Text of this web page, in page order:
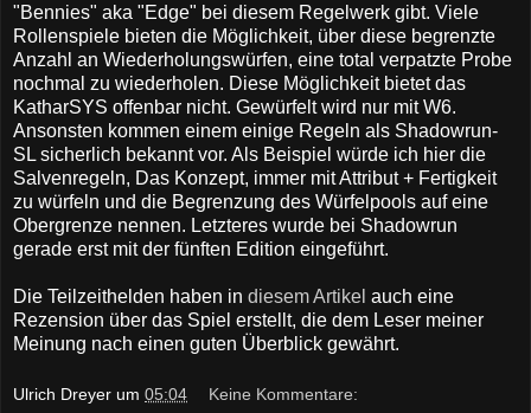
"Bennies" aka "Edge" bei diesem Regelwerk gibt. Viele
Rollenspiele bieten die Möglichkeit, über diese begrenzte
Anzahl an Wiederholungswürfen, eine total verpatzte Probe
nochmal zu wiederholen. Diese Möglichkeit bietet das
KatharSYS offenbar nicht. Gewürfelt wird nur mit W6.
Ansonsten kommen einem einige Regeln als Shadowrun-
SL sicherlich bekannt vor. Als Beispiel würde ich hier die
Salvenregeln, Das Konzept, immer mit Attribut + Fertigkeit
zu würfeln und die Begrenzung des Würfelpools auf eine
Obergrenze nennen. Letzteres wurde bei Shadowrun
gerade erst mit der fünften Edition eingeführt.
Die Teilzeithelden haben in diesem Artikel auch eine
Rezension über das Spiel erstellt, die dem Leser meiner
Meinung nach einen guten Überblick gewährt.
Ulrich Dreyer um 05:04 Keine Kommentare: